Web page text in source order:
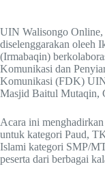
UIN Walisongo Online,
diselenggarakan oleeh
(Irmabaqin)
Komunikasi dan
Komunikasi (FDK) UIN
Masjid Baitul Mutaqin,
Acara ini
untuk kategori Paud,
Islami kategori SMP/
peserta dari berbagai